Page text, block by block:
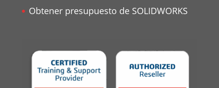
Obtener presupuesto de SOLIDWORKS